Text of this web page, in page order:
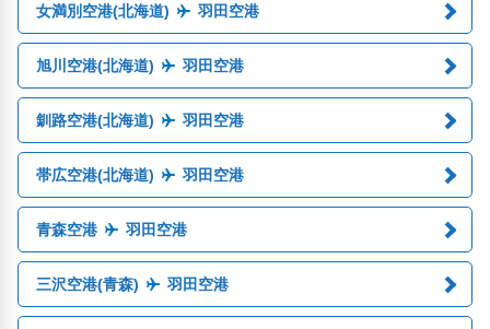
女満別空港(北海道) 羽田空港
旭川空港(北海道) 羽田空港
釧路空港(北海道) 羽田空港
帯広空港(北海道) 羽田空港
青森空港 羽田空港
三沢空港(青森) 羽田空港